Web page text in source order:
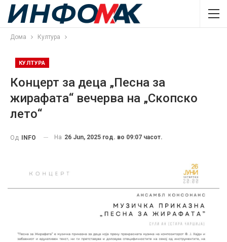
Дома Култура
КУЛТУРА
Концерт за деца „Песна за
жирафата“ вечерва на „Скопско
лето“
Од INFO На 26 Jun, 2025 год. во 09:07 часот.